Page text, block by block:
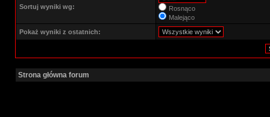
Sortuj wyniki wg:
Rosnąco
Malejąco
Pokaż wyniki z ostatnich:
Strona główna forum